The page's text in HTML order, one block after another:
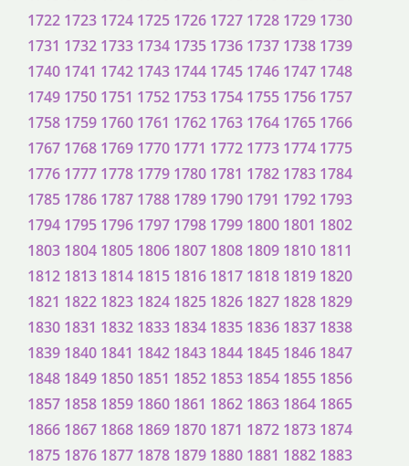
1722 1723 1724 1725 1726 1727 1728 1729 1730
1731 1732 1733 1734 1735 1736 1737 1738 1739
1740 1741 1742 1743 1744 1745 1746 1747 1748
1749 1750 1751 1752 1753 1754 1755 1756 1757
1758 1759 1760 1761 1762 1763 1764 1765 1766
1767 1768 1769 1770 1771 1772 1773 1774 1775
1776 1777 1778 1779 1780 1781 1782 1783 1784
1785 1786 1787 1788 1789 1790 1791 1792 1793
1794 1795 1796 1797 1798 1799 1800 1801 1802
1803 1804 1805 1806 1807 1808 1809 1810 1811
1812 1813 1814 1815 1816 1817 1818 1819 1820
1821 1822 1823 1824 1825 1826 1827 1828 1829
1830 1831 1832 1833 1834 1835 1836 1837 1838
1839 1840 1841 1842 1843 1844 1845 1846 1847
1848 1849 1850 1851 1852 1853 1854 1855 1856
1857 1858 1859 1860 1861 1862 1863 1864 1865
1866 1867 1868 1869 1870 1871 1872 1873 1874
1875 1876 1877 1878 1879 1880 1881 1882 1883